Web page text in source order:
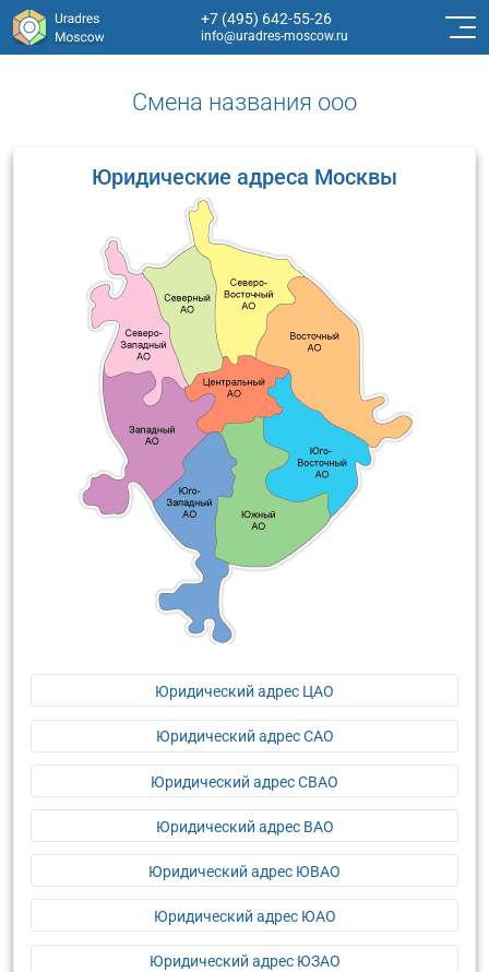
+7 (495) 642-55-26
info@uradres-moscow.ru
Смена названия ооо
Юридические адреса Москвы
Юридический адрес ЦАО
Юридический адрес САО
Юридический адрес СВАО
Юридический адрес ВАО
Юридический адрес ЮВАО
Юридический адрес ЮАО
Юридический адрес ЮЗАО